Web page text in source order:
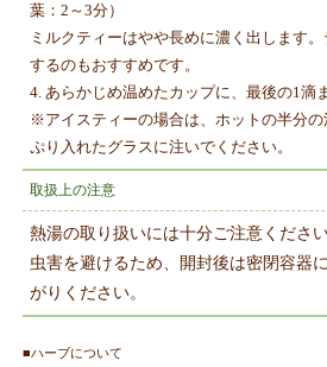
葉：2～3分）
ミルクティーはやや長めに濃く出します
するのもおすすめです。
4. あらかじめ温めたカップに、最後の1滴
※アイスティーの場合は、ホットの半分の
ぷり入れたグラスに注いでください。
取扱上の注意
熱湯の取り扱いには十分ご注意ください
虫害を避けるため、開封後は密閉容器
がりください。
■ハーブについて